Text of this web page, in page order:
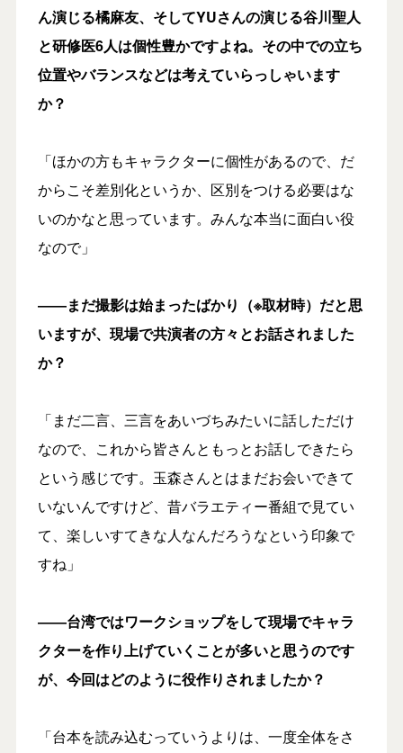
ん演じる橘麻友、そしてYUさんの演じる谷川聖人
と研修医6人は個性豊かですよね。その中での立ち
位置やバランスなどは考えていらっしゃいます
か？
「ほかの方もキャラクターに個性があるので、だ
からこそ差別化というか、区別をつける必要はな
いのかなと思っています。みんな本当に面白い役
なので」
――まだ撮影は始まったばかり（※取材時）だと思
いますが、現場で共演者の方々とお話されました
か？
「まだ二言、三言をあいづちみたいに話しただけ
なので、これから皆さんともっとお話しできたら
という感じです。玉森さんとはまだお会いできて
いないんですけど、昔バラエティー番組で見てい
て、楽しいすてきな人なんだろうなという印象で
すね」
――台湾ではワークショップをして現場でキャラ
クターを作り上げていくことが多いと思うのです
が、今回はどのように役作りされましたか？
「台本を読み込むっていうよりは、一度全体をさ